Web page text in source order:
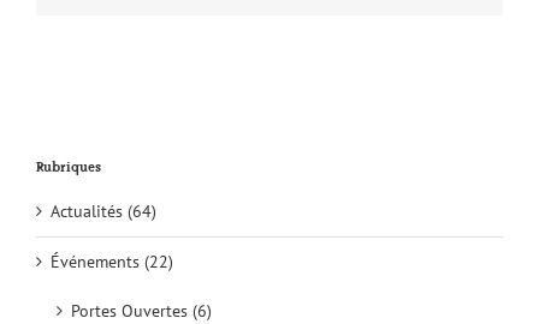
Rubriques
Actualités (64)
Événements (22)
Portes Ouvertes (6)